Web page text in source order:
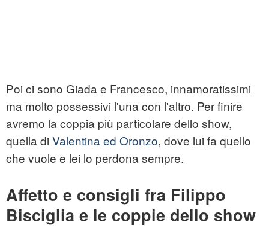
Poi ci sono Giada e Francesco, innamoratissimi
ma molto possessivi l'una con l'altro. Per finire
avremo la coppia più particolare dello show,
quella di Valentina ed Oronzo, dove lui fa quello
che vuole e lei lo perdona sempre.
Affetto e consigli fra Filippo
Bisciglia e le coppie dello show